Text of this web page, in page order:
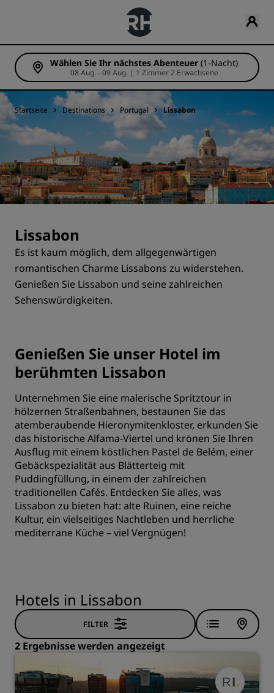
Wählen Sie Ihr nächstes Abenteuer (1-Nacht)
08 Aug. - 09 Aug. | 1 Zimmer 2 Erwachsene
Startseite Destinations Portugal Lissabon
Lissabon
Es ist kaum möglich, dem allgegenwärtigen
romantischen Charme Lissabons zu widerstehen.
Genießen Sie Lissabon und seine zahlreichen
Sehenswürdigkeiten.
Genießen Sie unser Hotel im
berühmten Lissabon
Unternehmen Sie eine malerische Spritztour in
hölzernen Straßenbahnen, bestaunen Sie das
atemberaubende Hieronymitenkloster, erkunden Sie
das historische Alfama-Viertel und krönen Sie Ihren
Ausflug mit einem köstlichen Pastel de Belém, einer
Gebäckspezialität aus Blätterteig mit
Puddingfüllung, in einem der zahlreichen
traditionellen Cafés. Entdecken Sie alles, was
Lissabon zu bieten hat: alte Ruinen, eine reiche
Kultur, ein vielseitiges Nachtleben und herrliche
mediterrane Küche – viel Vergnügen!
Hotels in Lissabon
FILTER
2 Ergebnisse werden angezeigt